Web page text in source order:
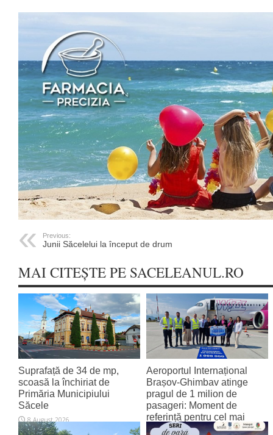
Previous:
Junii Săcelelui la început de drum
MAI CITEȘTE PE SACELEANUL.RO
Suprafață de 34 de mp,
scoasă la închiriat de
Primăria Municipiului
Săcele
8 August 2026
Aeroportul Internațional
Brașov‑Ghimbav atinge
pragul de 1 milion de
pasageri: Moment de
referință pentru cel mai
tânăr aeroport al țării